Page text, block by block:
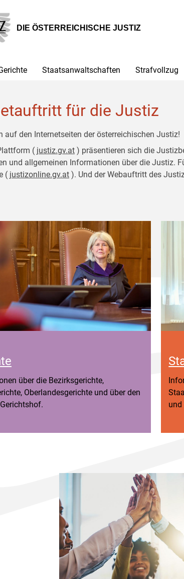
DIE ÖSTERREICHISCHE JUSTIZ
Staatsanwaltschaften Strafvollzug
für die Justiz
auf den Internetseiten der österreichischen Justiz!
( justiz.gv.at ) präsentieren sich die
und allgemeinen Informationen über die Justiz.
( justizonline.gv.at ). Und der Webauftritt des
über die Bezirksgerichte,
Oberlandesgerichte und über den
und